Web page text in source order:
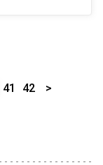
41 42 >